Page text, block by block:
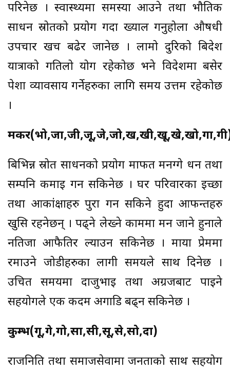
परिनेछ । स्वास्थ्यमा समस्या आउने तथा भौतिक
साधन स्रोतको प्रयोग गर्दा ख्याल गर्नुहोला औषधी
उपचार खर्च बढेर जानेछ । लामो दुरिको बिदेश
यात्राको गतिलो योग रहेकोछ भने विदेशमा बसेर
पेशा व्यावसाय गर्नेहरुका लागि समय उत्तम रहेकोछ
।
बिभिन्न स्रोत साधनको प्रयोग मार्फत मनग्गे धन तथा
सम्पनि कमाई गर्न सकिनेछ । घर परिवारका ईच्छा
तथा आकांक्षाहरु पुरा गर्न सकिने हुदा आफन्तहरु
खुसि रहनेछन् । पढ्ने लेख्ने काममा मन जाने हुनाले
नतिजा आफैतिर ल्याउन सकिनेछ । माया प्रेममा
रमाउने जोडीहरुका लागी समयले साथ दिनेछ ।
उचित समयमा दाजुभाई तथा अग्रजबाट पाईने
सहयोगले एक कदम अगाडि बढ्न सकिनेछ ।
कुम्भ(गू,गे,गो,सा,सी,सू,से,सो,दा)
राजनिति तथा समाजसेवामा जनताको साथ सहयोग